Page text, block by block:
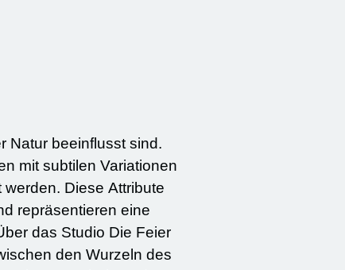
Natur beeinflusst sind.
mit subtilen Variationen
Diese Attribute
repräsentieren eine
den Wurzeln des